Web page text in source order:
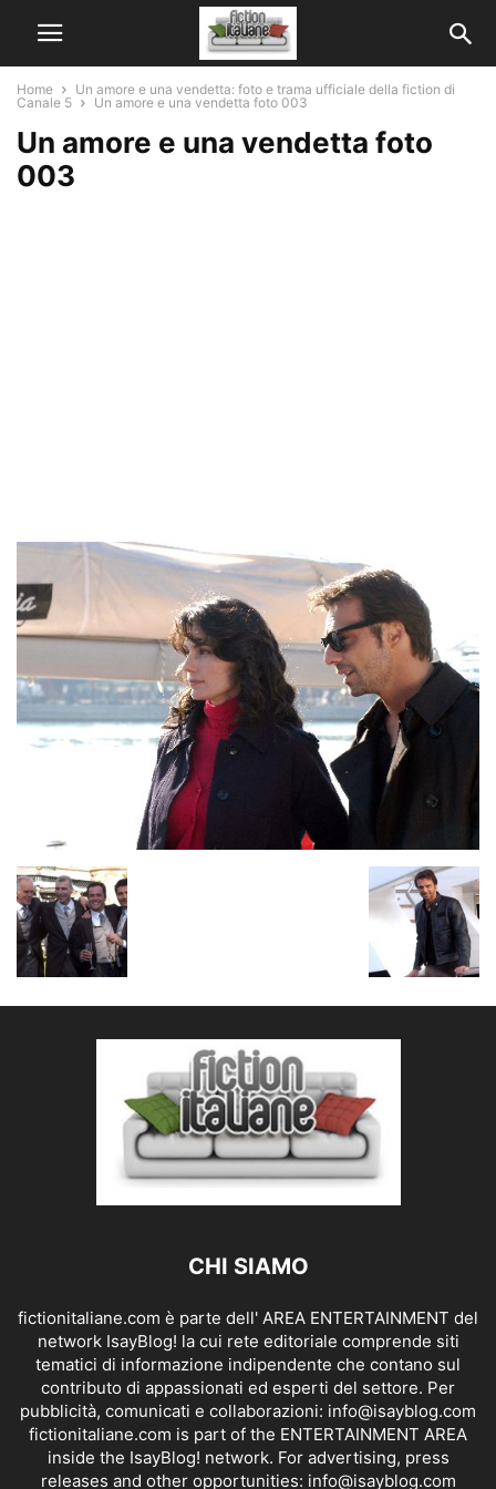
Home
Un amore e una vendetta: foto e trama ufficiale della fiction di
Canale 5
Un amore e una vendetta foto 003
Un amore e una vendetta foto
003
CHI SIAMO
fictionitaliane.com è parte dell' AREA ENTERTAINMENT del
network IsayBlog! la cui rete editoriale comprende siti
tematici di informazione indipendente che contano sul
contributo di appassionati ed esperti del settore. Per
pubblicità, comunicati e collaborazioni: info@isayblog.com
fictionitaliane.com is part of the ENTERTAINMENT AREA
inside the IsayBlog! network. For advertising, press
releases and other opportunities: info@isayblog.com